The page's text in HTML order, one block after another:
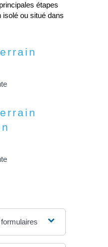
étapes
isolé ou situé dans